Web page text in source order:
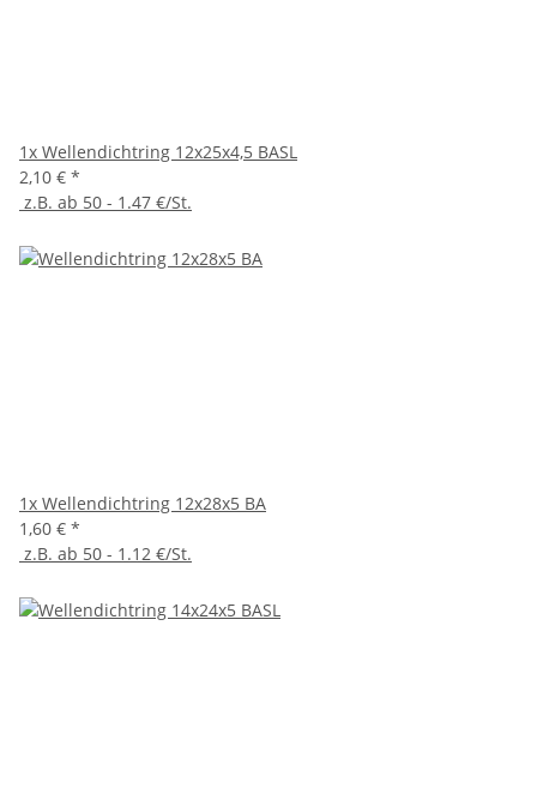
1x Wellendichtring 12x25x4,5 BASL
2,10 € *
z.B. ab 50 - 1.47 €/St.
1x Wellendichtring 12x28x5 BA
1,60 € *
z.B. ab 50 - 1.12 €/St.